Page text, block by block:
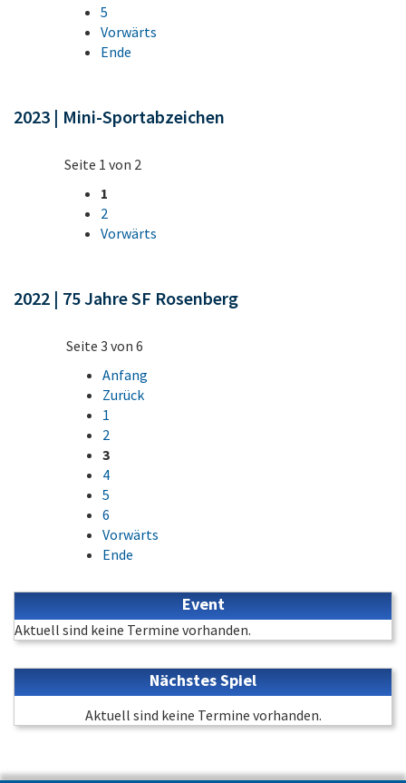
5
Vorwärts
Ende
2023 | Mini-Sportabzeichen
Seite 1 von 2
1
2
Vorwärts
2022 | 75 Jahre SF Rosenberg
Seite 3 von 6
Anfang
Zurück
1
2
3
4
5
6
Vorwärts
Ende
Event
Aktuell sind keine Termine vorhanden.
Nächstes Spiel
Aktuell sind keine Termine vorhanden.